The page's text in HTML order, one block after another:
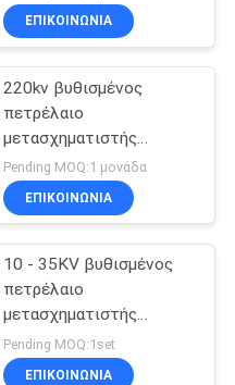
ΕΠΙΚΟΙΝΩΝΊΑ
220kv βυθισμένος
πετρέλαιο
μετασχηματιστής
δύναμης
Pending MOQ:1 μονάδα
ΕΠΙΚΟΙΝΩΝΊΑ
10 - 35KV βυθισμένος
πετρέλαιο
μετασχηματιστής
δύναμης
Pending MOQ:1set
ΕΠΙΚΟΙΝΩΝΊΑ